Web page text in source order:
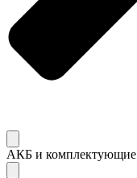
АКБ и комплектующие